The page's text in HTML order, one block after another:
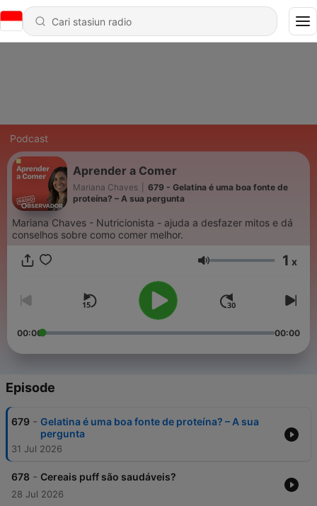
Podcast
Aprender a Comer
Mariana Chaves
679 - Gelatina é uma boa fonte de
proteína? – A sua pergunta
Mariana Chaves - Nutricionista - ajuda a desfazer mitos e dá
conselhos sobre como comer melhor.
Volume 1 x
00:00 00:00
Episode
679 - Gelatina é uma boa fonte de proteína? – A sua
pergunta
31 Jul 2026
678 - Cereais puff são saudáveis?
28 Jul 2026